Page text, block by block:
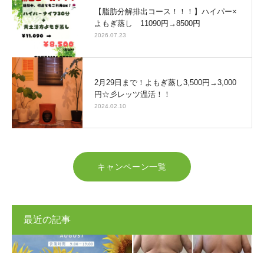
【脂肪分解排出コース！！！】ハイパー×
よもぎ蒸し 11090円→8500円
2026.07.23
2月29日まで！よもぎ蒸し3,500円→3,000
円☆彡レッツ温活！！
2024.02.10
キャンペーン一覧
最近の記事